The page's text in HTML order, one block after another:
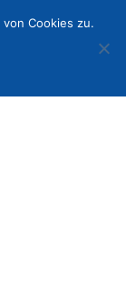
Cookies zu.